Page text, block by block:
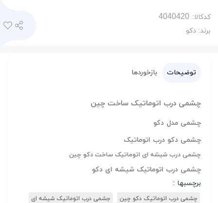
کدکالا:
برند: دکو
توضیحات بازخوردها
چشمی درب اتوماتیک ساخت چین
چشمی مدل دکو
چشمی دکو درب اتوماتیک
چشمی درب شیشه ای اتوماتیک ساخت دکو چین
چشمی درب اتوماتیک شیشه ای دکو
برچسبها :
چشمی درب اتوماتیک دکو چین
جشمی درب اتوماتیک شیشه ای